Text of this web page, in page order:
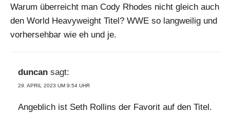
Warum überreicht man Cody Rhodes nicht gleich auch
den World Heavyweight Titel? WWE so langweilig und
vorhersehbar wie eh und je.
duncan sagt:
29. APRIL 2023 UM 9:54 UHR
Angeblich ist Seth Rollins der Favorit auf den Titel.